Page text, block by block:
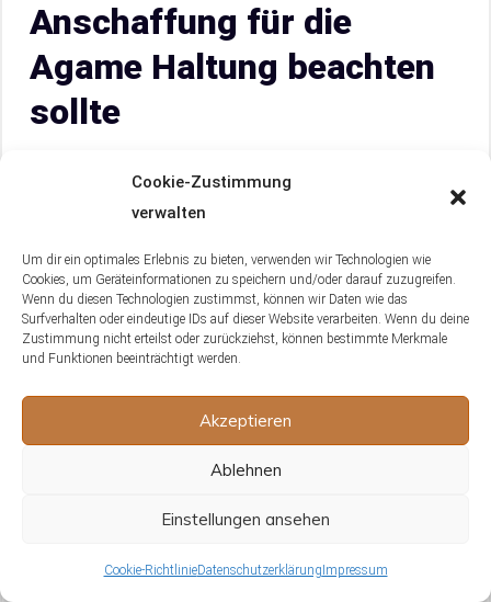
Cookie-Zustimmung
verwalten
Um dir ein optimales Erlebnis zu bieten, verwenden wir Technologien wie
Cookies, um Geräteinformationen zu speichern und/oder darauf zuzugreifen.
Wenn du diesen Technologien zustimmst, können wir Daten wie das
Surfverhalten oder eindeutige IDs auf dieser Website verarbeiten. Wenn du deine
Zustimmung nicht erteilst oder zurückziehst, können bestimmte Merkmale
und Funktionen beeinträchtigt werden.
Akzeptieren
Ablehnen
Einstellungen ansehen
Cookie-RichtlinieDatenschutzerklärung Impressum
Anschaffung für die
Agame Haltung beachten
sollte
Bevor du dich dazu entscheidest, eine Agame zu
kaufen, gibt es eine Reihe von Aspekten, die du
sorgsam in Betracht ziehen solltest. Dazu zählt
unter anderem die Auswahl des richtigen Tiers. Ein
gründliches Verständnis des spezifischen
Artenverhaltens und der Anforderungen ist von
entscheidender Bedeutung. Nun werden wir uns
genauer mit dem Prozess der Auswahl des
richtigen Tiers beschäftigen.
Bartagame, Zwergbartagame oder
eine andere Art?